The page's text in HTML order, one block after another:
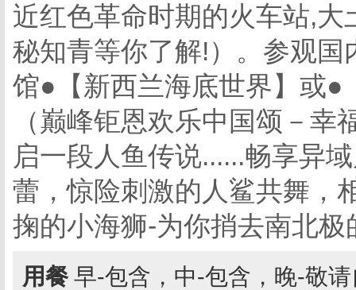
近红色革命时期的火车站,
秘知青等你了解!）。参观
馆●【新西兰海底世界】或●
（巅峰钜恩欢乐中国颂－
启一段人鱼传说......畅享异
蕾，惊险刺激的人鲨共舞，
掬的小海狮-为你捎去南北极
用餐 早-包含，中-包含，晚-敬